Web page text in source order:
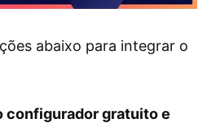
abaixo para integrar o
configurador gratuito e